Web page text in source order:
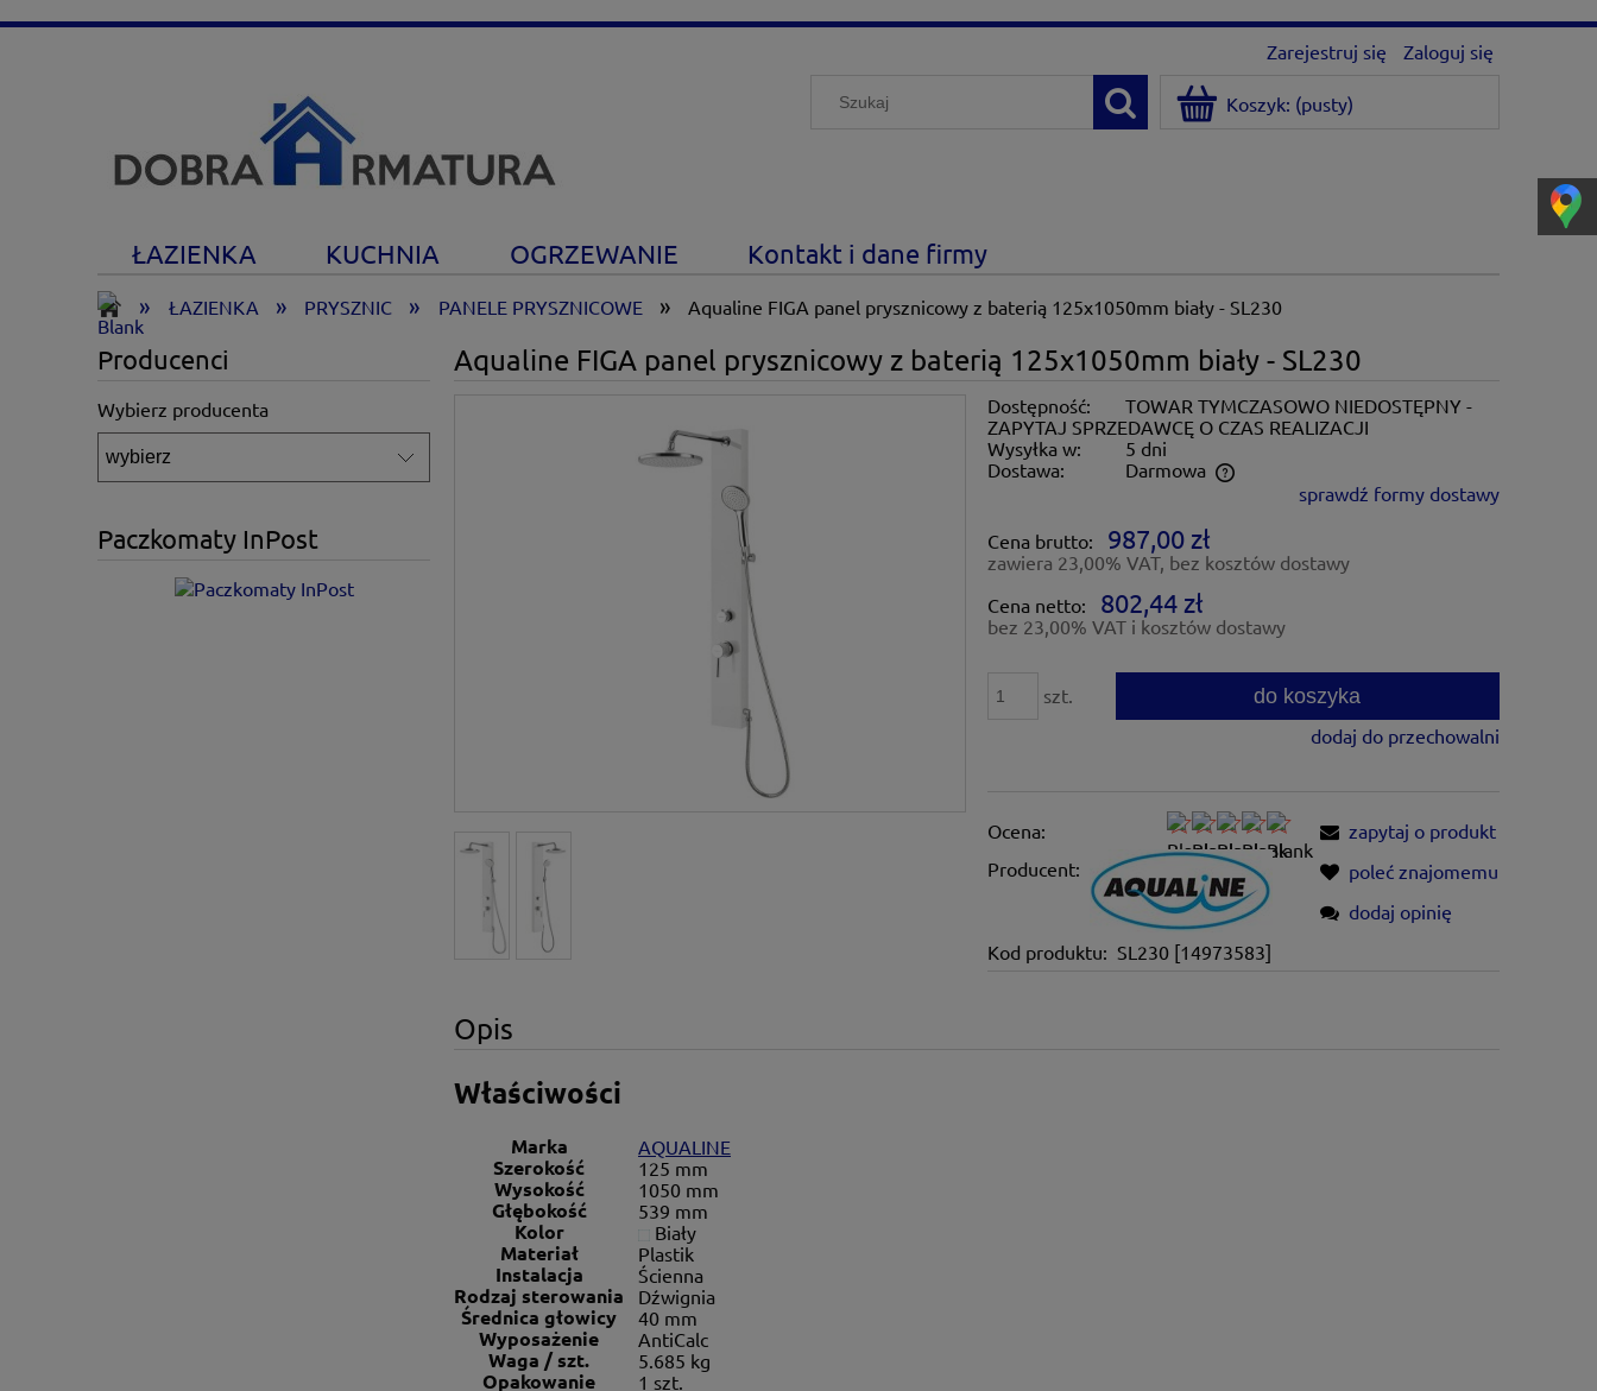
Zarejestruj się Zaloguj się
Koszyk: (pusty)
ŁAZIENKA KUCHNIA OGRZEWANIE Kontakt i dane firmy
» ŁAZIENKA » PRYSZNIC » PANELE PRYSZNICOWE » Aqualine FIGA panel prysznicowy z baterią 125x1050mm biały - SL230
Producenci
Wybierz producenta
Paczkomaty InPost
Aqualine FIGA panel prysznicowy z baterią 125x1050mm biały - SL230
Dostępność:
TOWAR TYMCZASOWO NIEDOSTĘPNY -
ZAPYTAJ SPRZEDAWCĘ O CZAS REALIZACJI
Wysyłka w:
5 dni
Dostawa:
Darmowa
sprawdź formy dostawy
Cena brutto:
987,00 zł
zawiera 23,00% VAT, bez kosztów dostawy
Cena netto:
802,44 zł
bez 23,00% VAT i kosztów dostawy
szt. do koszyka
dodaj do przechowalni
Ocena:
Producent:
Kod produktu: SL230 [14973583]
zapytaj o produkt
poleć znajomemu
dodaj opinię
Opis
Właściwości
Marka AQUALINE
Szerokość 125 mm
Wysokość 1050 mm
Głębokość 539 mm
Kolor Biały
Materiał Plastik
Instalacja Ścienna
Rodzaj sterowania Dźwignia
Średnica głowicy 40 mm
Wyposażenie AntiCalc
Waga / szt. 5.685 kg
Opakowanie 1 szt.